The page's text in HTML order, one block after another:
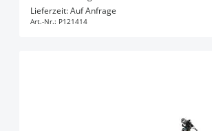
Lieferzeit: Auf Anfrage
Art.-Nr.: P121414
In den Warenkorb